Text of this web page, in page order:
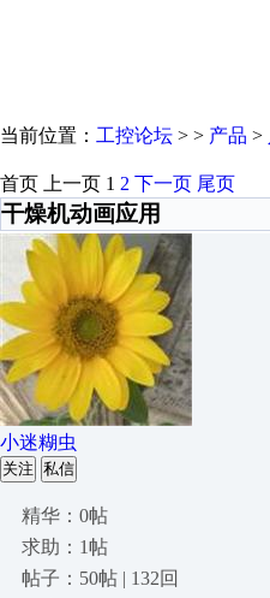
当前位置： 工控论坛 > > 产品 >
首页 上一页 1 2 下一页 尾页
干燥机动画应用
小迷糊虫
关注 私信
精华：0帖
求助：1帖
帖子：50帖 | 132回